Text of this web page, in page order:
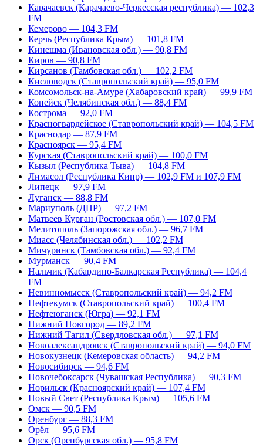
Карачаевск (Карачаево-Черкесская республика) — 102,3
FM
Кемерово — 104,3 FM
Керчь (Республика Крым) — 101,8 FM
Кинешма (Ивановская обл.) — 90,8 FM
Киров — 90,8 FM
Кирсанов (Тамбовская обл.) — 102,2 FM
Кисловодск (Ставропольский край) — 95,0 FM
Комсомольск-на-Амуре (Хабаровский край) — 99,9 FM
Копейск (Челябинская обл.) — 88,4 FM
Кострома — 92,0 FM
Красногвардейское (Ставропольский край) — 104,5 FM
Краснодар — 87,9 FM
Красноярск — 95,4 FM
Курская (Ставропольский край) — 100,0 FM
Кызыл (Республика Тыва) — 104,8 FM
Лимасол (Республика Кипр) — 102,9 FM и 107,9 FM
Липецк — 97,9 FM
Луганск — 88,8 FM
Мариуполь (ДНР) — 97,2 FM
Матвеев Курган (Ростовская обл.) — 107,0 FM
Мелитополь (Запорожская обл.) — 96,7 FM
Миасс (Челябинская обл.) — 102,2 FM
Мичуринск (Тамбовская обл.) — 92,4 FM
Мурманск — 90,4 FM
Нальчик (Кабардино-Балкарская Республика) — 104,4
FM
Невинномысск (Ставропольский край) — 94,2 FM
Нефтекумск (Ставропольский край) — 100,4 FM
Нефтеюганск (Югра) — 92,1 FM
Нижний Новгород — 89,2 FM
Нижний Тагил (Свердловская обл.) — 97,1 FM
Новоалександровск (Ставропольский край) — 94,0 FM
Новокузнецк (Кемеровская область) — 94,2 FM
Новосибирск — 94,6 FM
Новочебоксарск (Чувашская Республика) — 90,3 FM
Норильск (Красноярский край) — 107,4 FM
Новый Свет (Республика Крым) — 105,6 FM
Омск — 90,5 FM
Оренбург — 88,3 FM
Орёл — 95,6 FM
Орск (Оренбургская обл.) — 95,8 FM